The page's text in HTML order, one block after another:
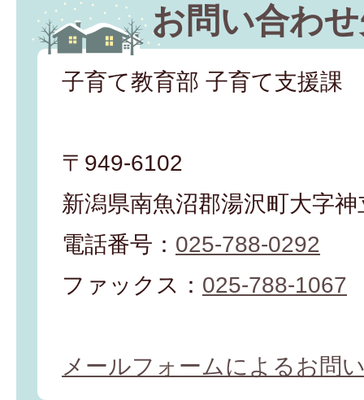
お問い合わ
子育て教育部 子育て支援課
〒949-6102
新潟県南魚沼郡湯沢町大字
電話番号： 025-788-0292
ファックス： 025-788-1067
メールフォームによるお問